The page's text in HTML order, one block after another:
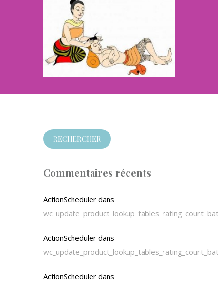
Commentaires récents
ActionScheduler dans
ActionScheduler dans
ActionScheduler dans